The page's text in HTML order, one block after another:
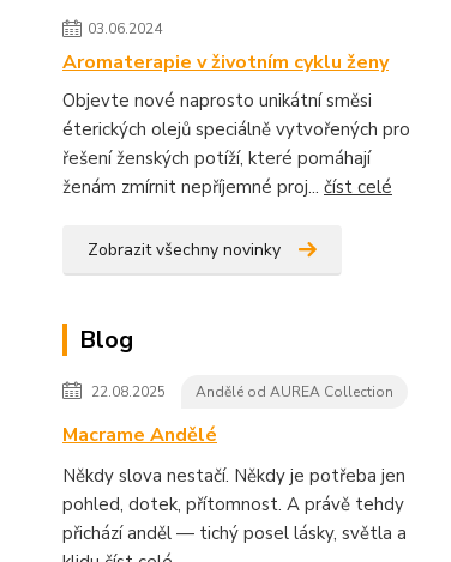
03.06.2024
Aromaterapie v životním cyklu ženy
Objevte nové naprosto unikátní směsi
éterických olejů speciálně vytvořených pro
řešení ženských potíží, které pomáhají
ženám zmírnit nepříjemné proj... číst celé
Zobrazit všechny novinky
Blog
22.08.2025 Andělé od AUREA Collection
Macrame Andělé
Někdy slova nestačí. Někdy je potřeba jen
pohled, dotek, přítomnost. A právě tehdy
přichází anděl — tichý posel lásky, světla a